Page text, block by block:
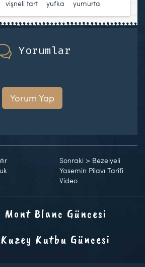
vişneli tart yufka yumurta
Yorumlar
Yorum Yap
Sonraki > Bezelyeli
Yasemin Pilavı Tarifi
Video
Mont Blanc Güncesi
Kutbu Güncesi